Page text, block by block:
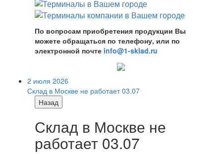
По вопросам приобретения продукции Вы
можете обращаться по телефону, или по
электронной почте info@1-sklad.ru
2 июля 2026
Склад в Москве не работает 03.07
Назад
Склад в Москве не
работает 03.07